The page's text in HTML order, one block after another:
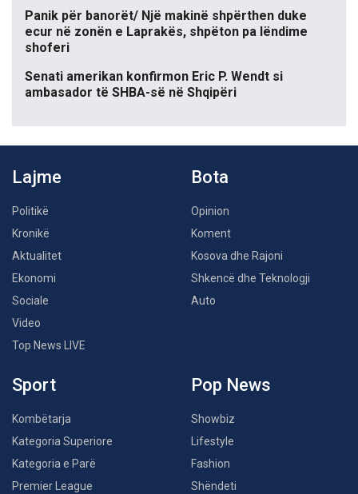
Panik për banorët/ Një makinë shpërthen duke
ecur në zonën e Laprakës, shpëton pa lëndime
shoferi
Senati amerikan konfirmon Eric P. Wendt si
ambasador të SHBA-së në Shqipëri
Lajme
Politikë
Kronikë
Aktualitet
Ekonomi
Sociale
Video
Top News LIVE
Bota
Opinion
Koment
Kosova dhe Rajoni
Shkencë dhe Teknologji
Auto
Sport
Kombëtarja
Kategoria Superiore
Kategoria e Parë
Premier League
Pop News
Showbiz
Lifestyle
Fashion
Shëndeti